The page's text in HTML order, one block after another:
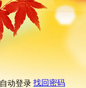
自动登录 找回密码